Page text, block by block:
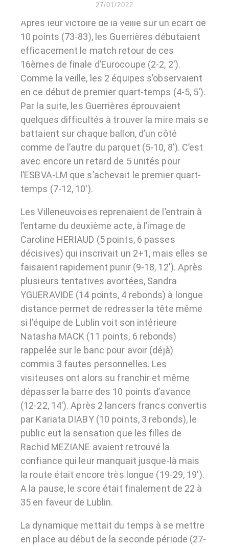
27/01/2022
Après leur victoire de la veille sur un écart de
10 points (73-83), les Guerrières débutaient
efficacement le match retour de ces
16èmes de finale d’Eurocoupe (2-2, 2′).
Comme la veille, les 2 équipes s’observaient
en ce début de premier quart-temps (4-5, 5′).
Par la suite, les Guerrières éprouvaient
quelques difficultés à trouver la mire mais se
battaient sur chaque ballon, d’un côté
comme de l’autre du parquet (5-10, 8′). C’est
avec encore un retard de 5 unités pour
l’ESBVA-LM que s’achevait le premier quart-
temps (7-12, 10′).
Les Villeneuvoises reprenaient de l’entrain à
l’entame du deuxième acte, à l’image de
Caroline HERIAUD (5 points, 6 passes
décisives) qui inscrivait un 2+1, mais elles se
faisaient rapidement punir (9-18, 12′). Après
plusieurs tentatives avortées, Sandra
YGUERAVIDE (14 points, 4 rebonds) à longue
distance permet de redresser la tête même
si l’équipe de Lublin voit son intérieure
Natasha MACK (11 points, 6 rebonds)
rappelée sur le banc pour avoir (déjà)
commis 3 fautes personnelles. Les
visiteuses ont alors su franchir et même
dépasser la barre des 10 points d’avance
(12-22, 14′). Après 2 lancers francs convertis
par Kariata DIABY (10 points, 3 rebonds), le
public eut la sensation que les filles de
Rachid MEZIANE avaient retrouvé la
confiance qui leur manquait jusque-là mais
la route était encore très longue (19-29, 19′).
A la pause, le score était finalement de 22 à
35 en faveur de Lublin.
La dynamique mettait du temps à se mettre
en place au début de la seconde période (27-